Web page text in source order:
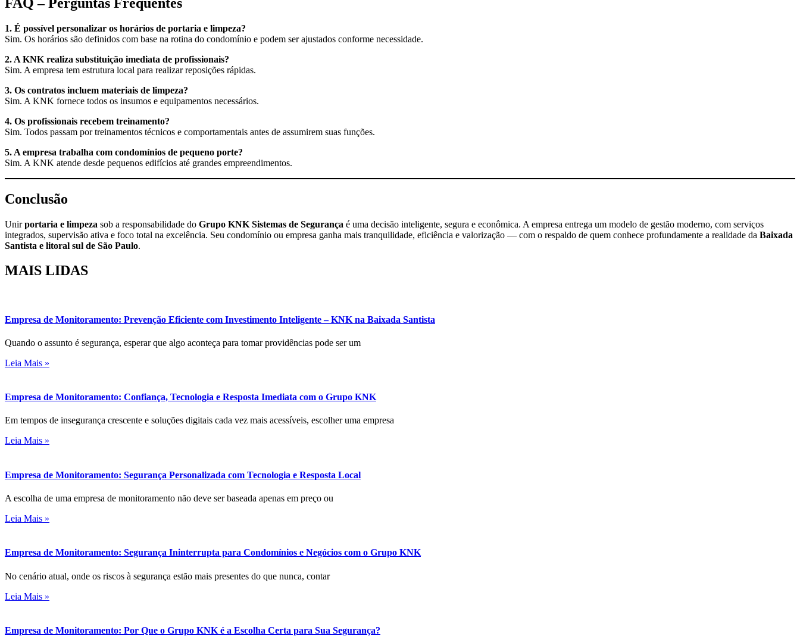
1. É possível personalizar os horários de portaria e limpeza?
Sim. Os horários são definidos com base na rotina do condomínio e podem ser ajustados conforme necessidade.
2. A KNK realiza substituição imediata de profissionais?
Sim. A empresa tem estrutura local para realizar reposições rápidas.
3. Os contratos incluem materiais de limpeza?
Sim. A KNK fornece todos os insumos e equipamentos necessários.
4. Os profissionais recebem treinamento?
Sim. Todos passam por treinamentos técnicos e comportamentais antes de assumirem suas funções.
5. A empresa trabalha com condomínios de pequeno porte?
Sim. A KNK atende desde pequenos edifícios até grandes empreendimentos.
Conclusão
Unirportaria e limpeza sob a responsabilidade do Grupo KNK Sistemas de Segurança é uma decisão inteligente, segura e econômica. A empresa entrega um modelo de gestão moderno, com serviços
integrados, supervisão ativa e foco total na excelência. Seu condomínio ou empresa ganha mais tranquilidade, eficiência e valorização — com o respaldo de quem conhece profundamente a realidade da Baixada
Santista e litoral sul de São Paulo.
MAIS LIDAS
Empresa de Monitoramento: Prevenção Eficiente com Investimento Inteligente – KNK na Baixada Santista
Quando o assunto é segurança, esperar que algo aconteça para tomar providências pode ser um
Leia Mais »
Empresa de Monitoramento: Confiança, Tecnologia e Resposta Imediata com o Grupo KNK
Em tempos de insegurança crescente e soluções digitais cada vez mais acessíveis, escolher uma empresa
Leia Mais »
Empresa de Monitoramento: Segurança Personalizada com Tecnologia e Resposta Local
A escolha de uma empresa de monitoramento não deve ser baseada apenas em preço ou
Leia Mais »
Empresa de Monitoramento: Segurança Ininterrupta para Condomínios e Negócios com o Grupo KNK
No cenário atual, onde os riscos à segurança estão mais presentes do que nunca, contar
Leia Mais »
Empresa de Monitoramento: Por Que o Grupo KNK é a Escolha Certa para Sua Segurança?